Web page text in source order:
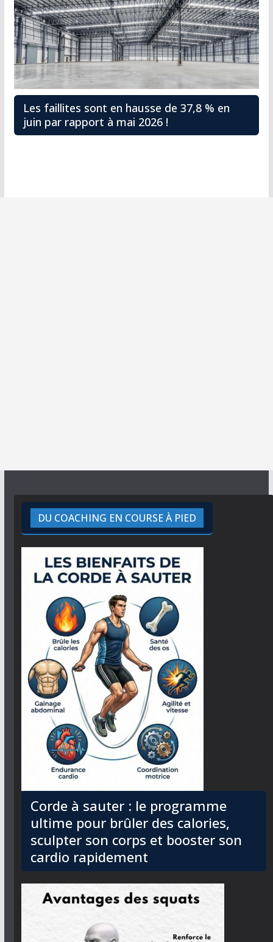
Les faillites sont en hausse de 37,8 % en
juin par rapport à mai 2026 !
DU COACHING EN COURSE À PIED
Corde à sauter : le programme
ultime pour brûler des calories,
sculpter son corps et booster son
cardio rapidement